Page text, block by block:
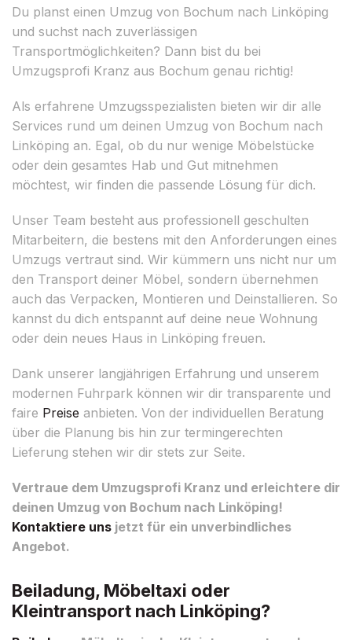
Du planst einen Umzug von Bochum nach Linköping
und suchst nach zuverlässigen
Transportmöglichkeiten? Dann bist du bei
Umzugsprofi Kranz aus Bochum genau richtig!
Als erfahrene Umzugsspezialisten bieten wir dir alle
Services rund um deinen Umzug von Bochum nach
Linköping an. Egal, ob du nur wenige Möbelstücke
oder dein gesamtes Hab und Gut mitnehmen
möchtest, wir finden die passende Lösung für dich.
Unser Team besteht aus professionell geschulten
Mitarbeitern, die bestens mit den Anforderungen eines
Umzugs vertraut sind. Wir kümmern uns nicht nur um
den Transport deiner Möbel, sondern übernehmen
auch das Verpacken, Montieren und Deinstallieren. So
kannst du dich entspannt auf deine neue Wohnung
oder dein neues Haus in Linköping freuen.
Dank unserer langjährigen Erfahrung und unserem
modernen Fuhrpark können wir dir transparente und
faire Preise anbieten. Von der individuellen Beratung
über die Planung bis hin zur termingerechten
Lieferung stehen wir dir stets zur Seite.
Vertraue dem Umzugsprofi Kranz und erleichtere dir
deinen Umzug von Bochum nach Linköping!
Kontaktiere uns jetzt für ein unverbindliches
Angebot.
Beiladung, Möbeltaxi oder
Kleintransport nach Linköping?